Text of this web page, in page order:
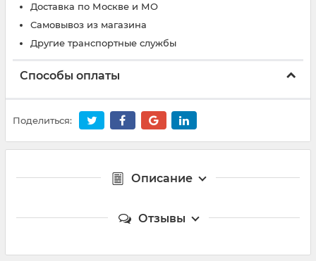
Доставка по Москве и МО
Самовывоз из магазина
Другие транспортные службы
Способы оплаты
Поделиться:
Описание
Отзывы